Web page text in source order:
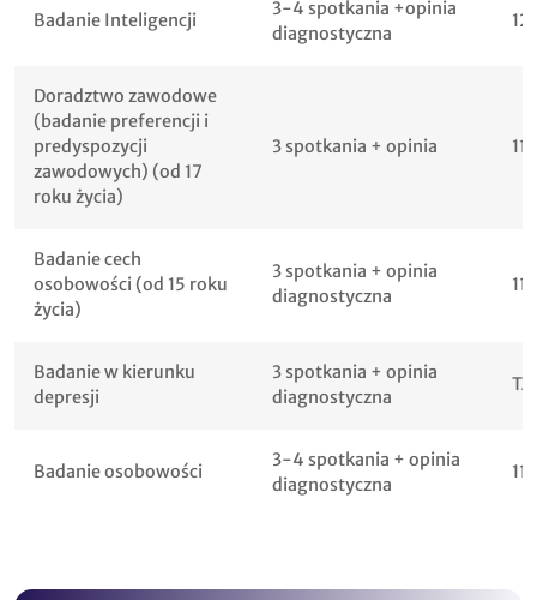
Badanie Inteligencji
3-4 spotkania +opinia
diagnostyczna
Doradztwo zawodowe
(badanie preferencji i
predyspozycji
zawodowych) (od 17
roku życia)
3 spotkania + opinia
Badanie cech
osobowości (od 15 roku
życia)
3 spotkania + opinia
diagnostyczna
Badanie w kierunku
depresji
3 spotkania + opinia
diagnostyczna
Badanie osobowości
3-4 spotkania + opinia
diagnostyczna